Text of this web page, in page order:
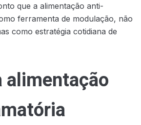
que a alimentação anti-
ferramenta de modulação, não
como estratégia cotidiana de
alimentação